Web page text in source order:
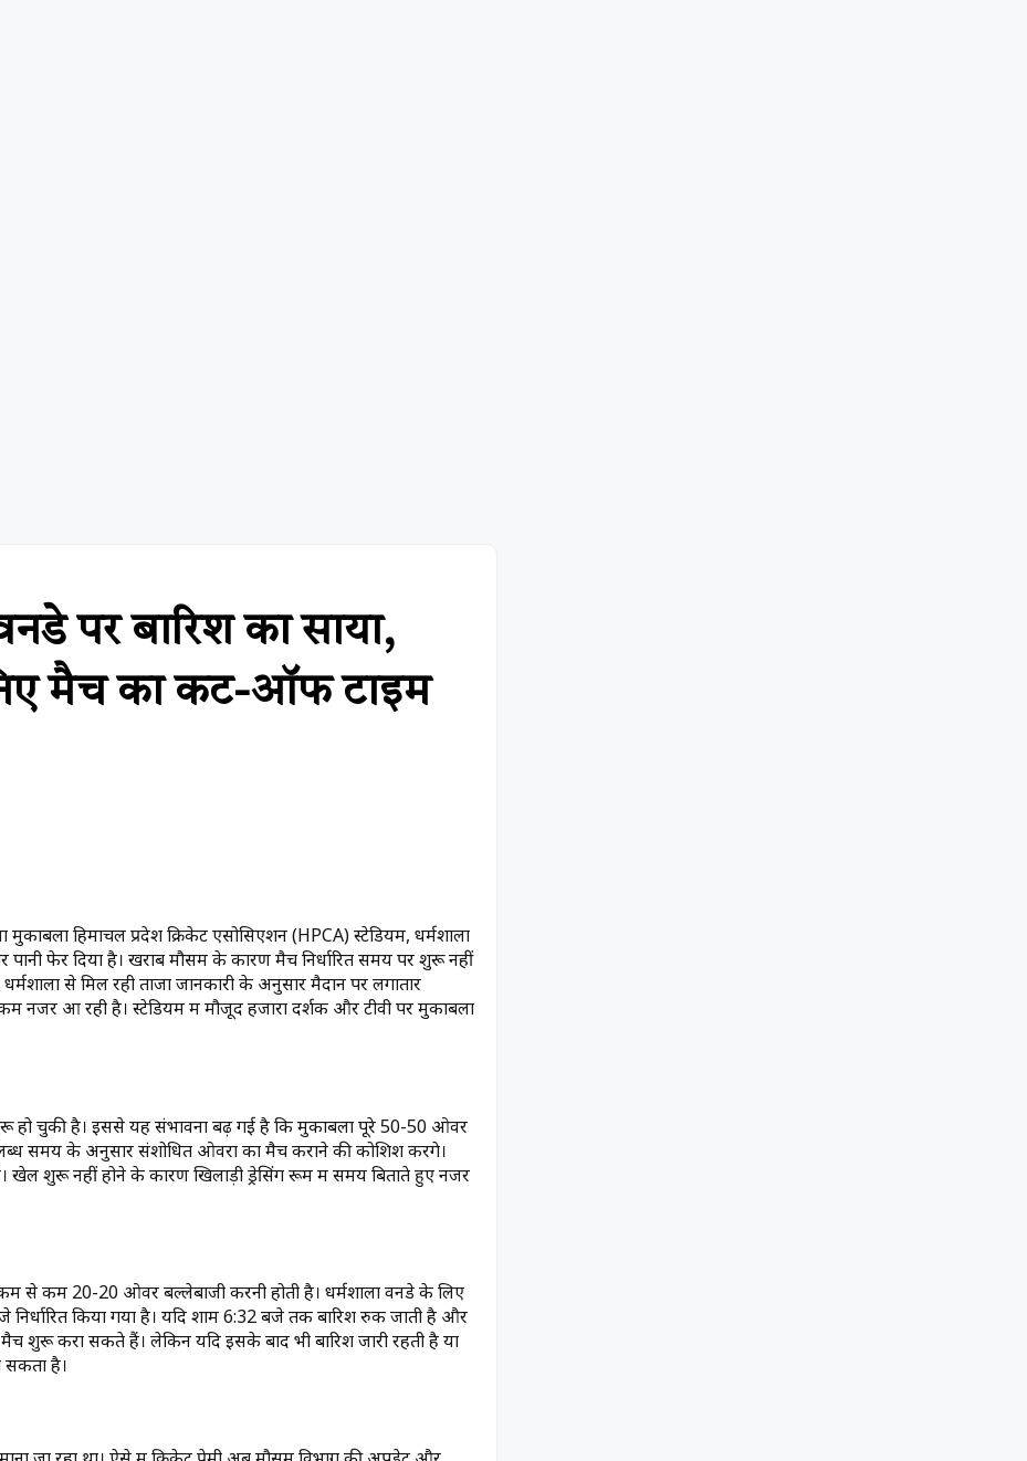
पर बारिश का साया,
मैच का कट-ऑफ टाइम
हिमाचल प्रदेश क्रिकेट एसोसिएशन (HPCA) स्टेडियम, धर्मशाला
पानी फेर दिया है। खराब मौसम के कारण मैच निर्धारित समय पर शुरू नहीं
से मिल रही ताजा जानकारी के अनुसार मैदान पर लगातार
नजर आ रही है। स्टेडियम में मौजूद हजारों दर्शक और टीवी पर मुकाबला
हो चुकी है। इससे यह संभावना बढ़ गई है कि मुकाबला पूरे 50-50 ओवर
समय के अनुसार संशोधित ओवरों का मैच कराने की कोशिश करेंगे।
खेल शुरू नहीं होने के कारण खिलाड़ी ड्रेसिंग रूम में समय बिताते हुए नजर
से कम 20-20 ओवर बल्लेबाजी करनी होती है। धर्मशाला वनडे के लिए
किया गया है। यदि शाम 6:32 बजे तक बारिश रुक जाती है और
शुरू करा सकते हैं। लेकिन यदि इसके बाद भी बारिश जारी रहती है या
सकता है।